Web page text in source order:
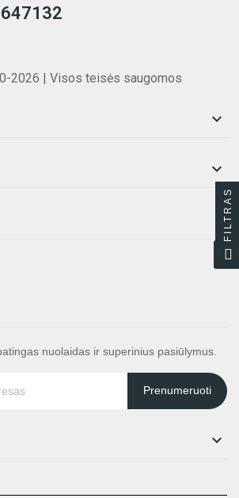
2026 | Visos teisės saugomos


nuolaidas ir superinius pasiūlymus.
Prenumeruoti

FILTRAS